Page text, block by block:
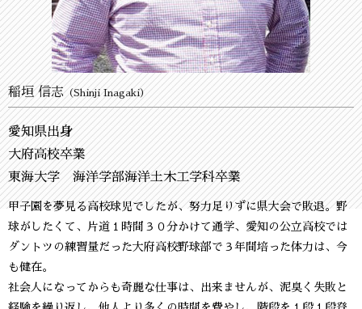
稲垣 信志（Shinji Inagaki）
愛知県出身
大府高校卒業
東海大学 海洋学部海洋土木工学科卒業
甲子園を夢見る高校球児でしたが、努力足りずに県大会で敗退。野
球がしたくて、片道１時間３０分かけて通学、愛知の公立高校では
ダントツの練習量だった大府高校野球部で３年間培った体力は、今
も健在。
社会人になってからも奇麗な仕事は、出来ませんが、泥臭く失敗と